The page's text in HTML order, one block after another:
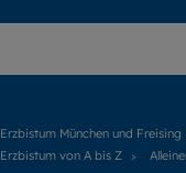
Erzbistum München und Freising
Erzbistum von A bis Z